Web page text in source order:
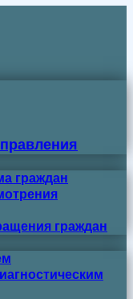
граждан
граждан